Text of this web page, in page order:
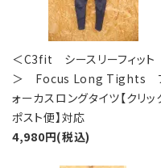
＜C3fit シースリーフィット
＞ Focus Long Tights
ォーカスロングタイツ【クリッ
ポスト便】対応
4,980円(税込)